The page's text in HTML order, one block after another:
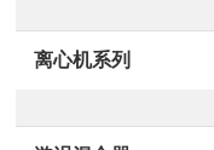
离心机系列